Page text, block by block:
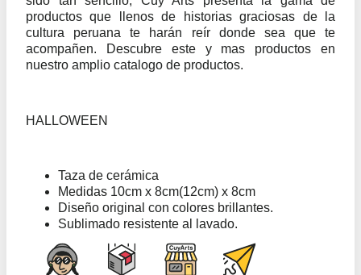
productos que llenos de historias graciosas de la
cultura peruana te harán reír donde sea que te
acompañen. Descubre este y mas productos en
nuestro amplio catalogo de productos.
HALLOWEEN
Taza de cerámica
Medidas 10cm x 8cm(12cm) x 8cm
Diseño original con colores brillantes.
Sublimado resistente al lavado.